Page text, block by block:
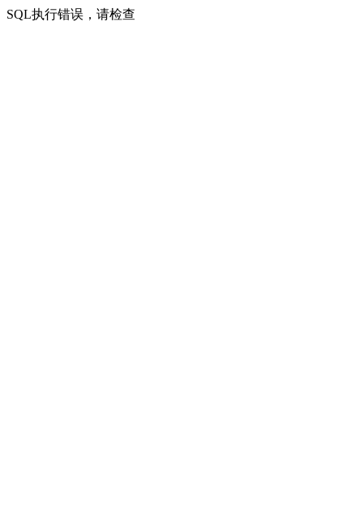
SQL执行错误，请检查